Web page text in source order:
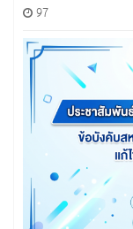
97